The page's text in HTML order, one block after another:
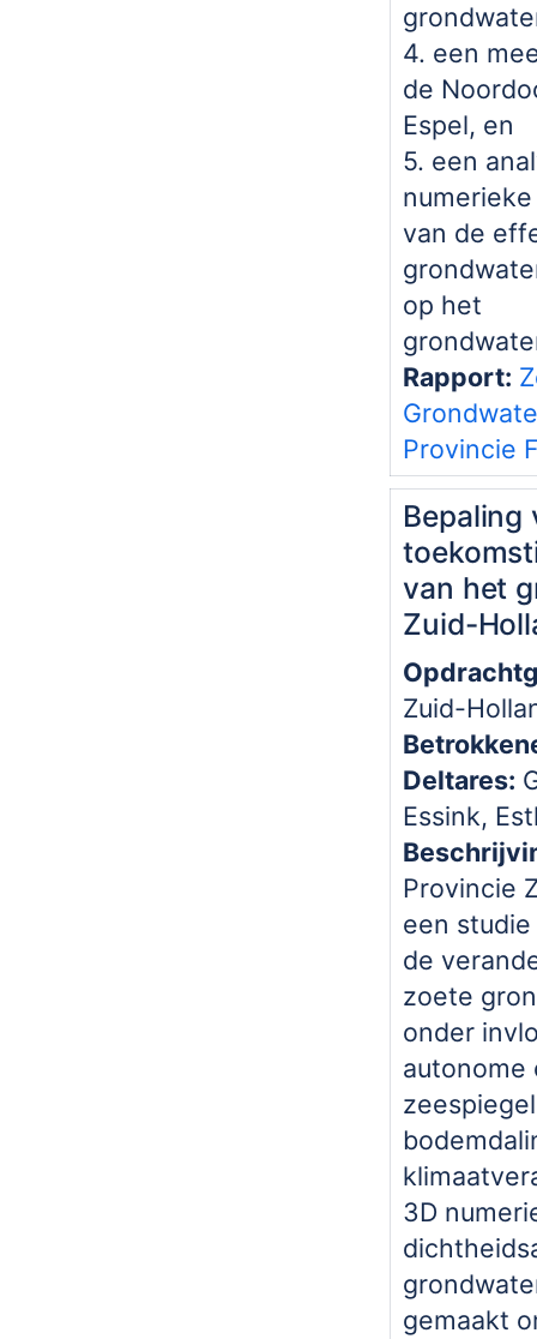
4. een
de
Espel, en
5. een
van de
op het
Rapport:
Provincie
Bepaling
van het
Zuid-
Zuid-
Deltares:
Essink,
Provincie
een
de
zoete
onder
autonome
3D
gemaakt